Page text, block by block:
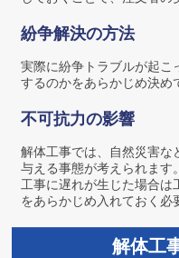
紛争解決の方法
実際に紛争トラブルが起こ
するのかをあらかじめ決め
不可抗力の影響
解体工事では、自然災害な
与える事態が考えられます
工事に遅れが生じた場合は
をあらかじめ入れておく必
解体工